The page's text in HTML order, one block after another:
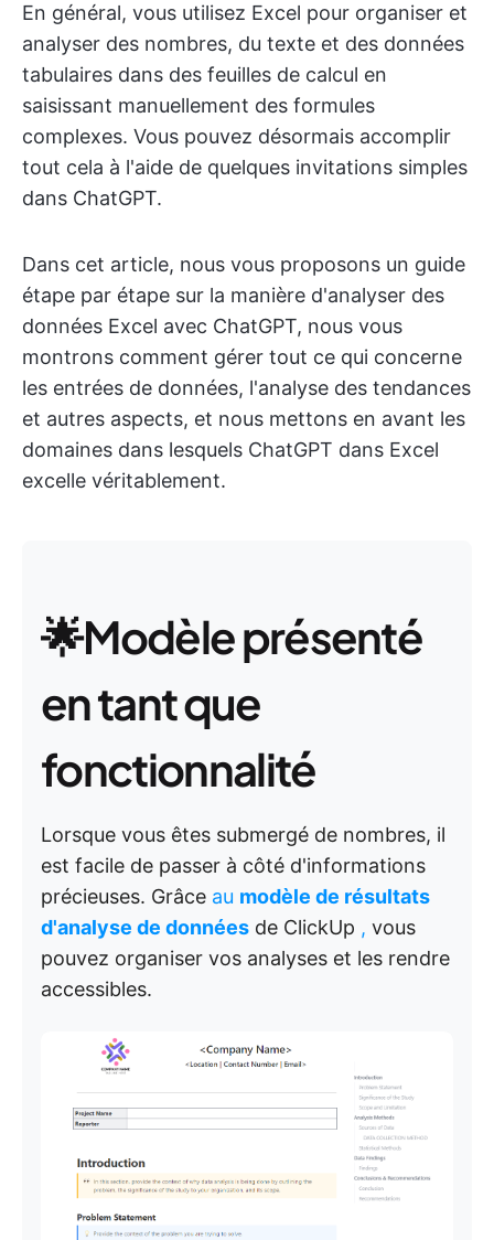
En général, vous utilisez Excel pour organiser et
analyser des nombres, du texte et des données
tabulaires dans des feuilles de calcul en
saisissant manuellement des formules
complexes. Vous pouvez désormais accomplir
tout cela à l'aide de quelques invitations simples
dans ChatGPT.
Dans cet article, nous vous proposons un guide
étape par étape sur la manière d'analyser des
données Excel avec ChatGPT, nous vous
montrons comment gérer tout ce qui concerne
les entrées de données, l'analyse des tendances
et autres aspects, et nous mettons en avant les
domaines dans lesquels ChatGPT dans Excel
excelle véritablement.
🌟Modèle présenté
en tant que
fonctionnalité
Lorsque vous êtes submergé de nombres, il
est facile de passer à côté d'informations
précieuses. Grâce au modèle de résultats
d'analyse de données de ClickUp , vous
pouvez organiser vos analyses et les rendre
accessibles.